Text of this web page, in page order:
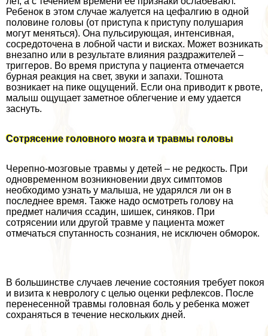
Ребенок в этом случае жалуется на цефалгию в одной
половине головы (от приступа к приступу полушария
могут меняться). Она пульсирующая, интенсивная,
сосредоточена в лобной части и висках. Может возникать
внезапно или в результате влияния раздражителей –
триггеров. Во время приступа у пациента отмечается
бурная реакция на свет, звуки и запахи. Тошнота
возникает на пике ощущений. Если она приводит к рвоте,
малыш ощущает заметное облегчение и ему удается
заснуть.
Сотрясение головного мозга и травмы головы
Черепно-мозговые травмы у детей – не редкость. При
одновременном возникновении двух симптомов
необходимо узнать у малыша, не ударялся ли он в
последнее время. Также надо осмотреть голову на
предмет наличия ссадин, шишек, синяков. При
сотрясении или другой травме у пациента может
отмечаться спyтaнность сознания, не исключен обморок.
В большинстве случаев лечение состояния требует покоя
и визита к неврологу с целью оценки рефлексов. После
перенесенной травмы головная боль у ребенка может
сохраняться в течение нескольких дней.